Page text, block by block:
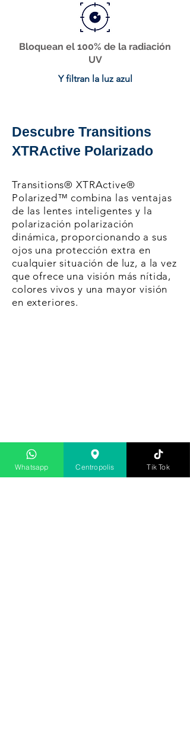
Bloquean el 100% de la radiación
UV
Y filtran la luz azul
Descubre Transitions
XTRActive Polarizado
Transitions® XTRActive®
Polarized™ combina las ventajas
de las lentes inteligentes y la
polarización polarización
dinámica, proporcionando a sus
ojos una protección extra en
cualquier situación de luz, a la vez
que ofrece una visión más nítida,
colores vivos y una mayor visión
en exteriores.
Whatsapp Centropolis Tik Tok